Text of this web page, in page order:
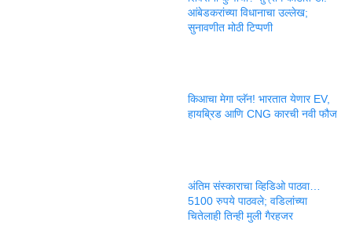
आंबेडकरांच्या विधानाचा उल्लेख;
सुनावणीत मोठी टिप्पणी
किआचा मेगा प्लॅन! भारतात येणार EV,
हायब्रिड आणि CNG कारची नवी फौज
अंतिम संस्काराचा व्हिडिओ पाठवा…
5100 रुपये पाठवले; वडिलांच्या
चितेलाही तिन्ही मुली गैरहजर